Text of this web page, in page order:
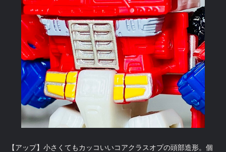
【アップ】小さくてもカッコいいコアクラスオプの頭部造形。個